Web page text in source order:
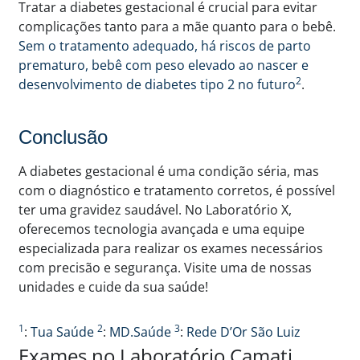
Tratar a diabetes gestacional é crucial para evitar
complicações tanto para a mãe quanto para o bebê.
Sem o tratamento adequado, há riscos de parto
prematuro, bebê com peso elevado ao nascer e
desenvolvimento de diabetes tipo 2 no futuro2.
Conclusão
A diabetes gestacional é uma condição séria, mas
com o diagnóstico e tratamento corretos, é possível
ter uma gravidez saudável. No Laboratório X,
oferecemos tecnologia avançada e uma equipe
especializada para realizar os exames necessários
com precisão e segurança. Visite uma de nossas
unidades e cuide da sua saúde!
1: Tua Saúde 2: MD.Saúde 3: Rede D’Or São Luiz